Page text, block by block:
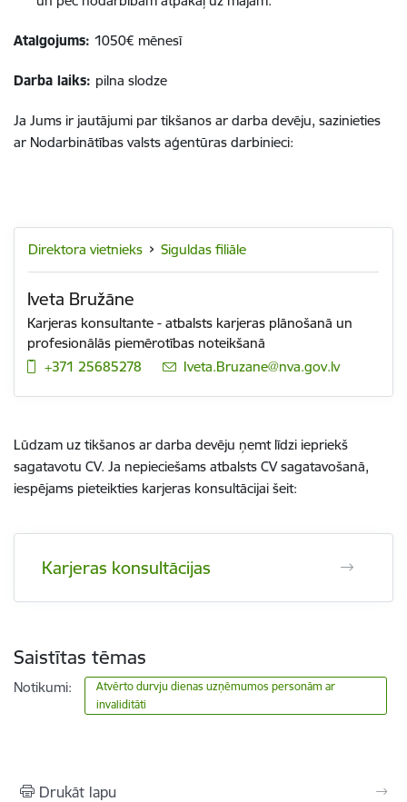
Atalgojums: 1050€ mēnesī
Darba laiks: pilna slodze
Ja Jums ir jautājumi par tikšanos ar darba devēju, sazinieties
ar Nodarbinātības valsts aģentūras darbinieci:
Direktora vietnieks Siguldas filiāle
Iveta Bružāne
Karjeras konsultante - atbalsts karjeras plānošanā un
profesionālās piemērotības noteikšanā
+371 25685278
E-pasts:
Iveta.Bruzane@nva.gov.lv
Lūdzam uz tikšanos ar darba devēju ņemt līdzi iepriekš
sagatavotu CV. Ja nepieciešams atbalsts CV sagatavošanā,
iespējams pieteikties karjeras konsultācijai šeit:
Karjeras konsultācijas
Saistītas tēmas
Notikumi:
Atvērto durvju dienas uzņēmumos personām ar
invaliditāti
Drukāt lapu